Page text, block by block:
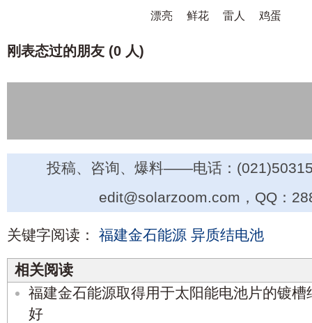
漂亮 鲜花 雷人 鸡蛋
刚表态过的朋友 (0 人)
投稿、咨询、爆料——电话：
edit@solarzoom.com，QQ：
关键字阅读： 福建金石能源 异质结电池
相关阅读
福建金石能源取得用于太阳能电池片的镀
好